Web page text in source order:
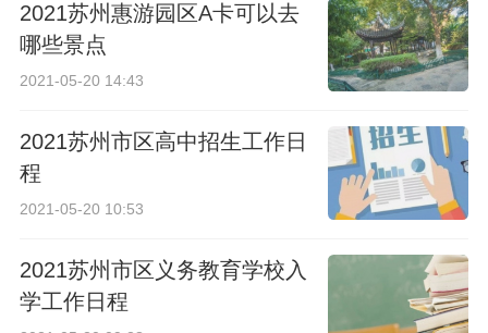
2021苏州惠游园区A卡可以去
哪些景点
2021-05-20 14:43
2021苏州市区高中招生工作日
程
2021-05-20 10:53
2021苏州市区义务教育学校入
学工作日程